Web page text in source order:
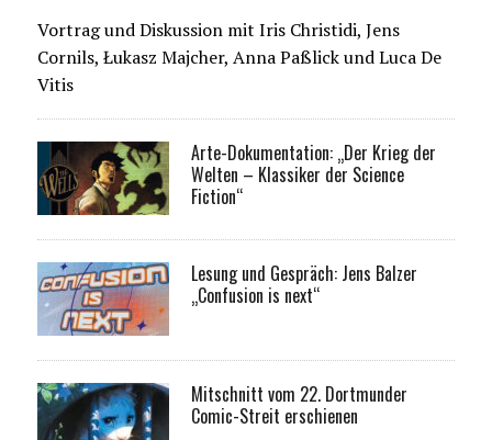
Vortrag und Diskussion mit Iris Christidi, Jens
Cornils, Łukasz Majcher, Anna Paßlick und Luca De
Vitis
Arte-Dokumentation: „Der Krieg der
Welten – Klassiker der Science
Fiction“
Lesung und Gespräch: Jens Balzer
„Confusion is next“
Mitschnitt vom 22. Dortmunder
Comic-Streit erschienen